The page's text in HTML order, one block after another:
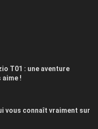
T01 : une aventure
aime !
vous connaît vraiment sur